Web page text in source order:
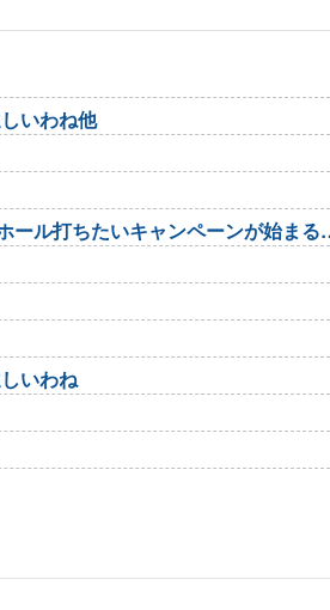
いわね他
ール打ちたいキャンペーンが始まる
いわね